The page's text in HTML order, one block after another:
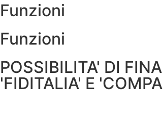
Funzioni
Funzioni
POSSIBILITA' DI
'FIDITALIA' E